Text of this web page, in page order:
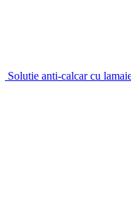
Solutie anti-calcar cu